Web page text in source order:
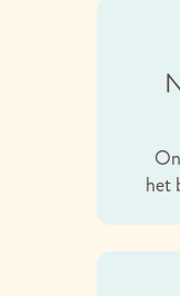
het